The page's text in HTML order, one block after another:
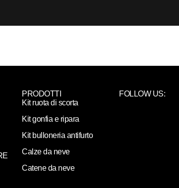
PRODOTTI
Kit ruota di scorta
Kit gonfia e ripara
Kit bulloneria antifurto
Calze da neve
Catene da neve
FOLLOW US: